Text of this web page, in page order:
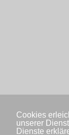
Cookies
unserer
Dienste